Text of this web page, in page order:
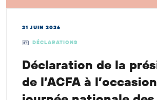
21 JUIN 2026
DÉCLARATIONS
Déclaration de la
de l’ACFA à